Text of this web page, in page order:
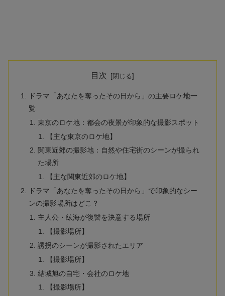
目次
ドラマ「あなたを奪ったその日から」の主要ロケ地一
覧
東京のロケ地：都会の夜景が印象的な撮影スポット
【主な東京のロケ地】
関東近郊の撮影地：自然や住宅街のシーンが撮られ
た場所
【主な関東近郊のロケ地】
ドラマ「あなたを奪ったその日から」で印象的なシー
ンの撮影場所はどこ？
主人公・紘海が復讐を決意する場所
【撮影場所】
誘拐のシーンが撮影されたエリア
【撮影場所】
結城旭の自宅・会社のロケ地
【撮影場所】